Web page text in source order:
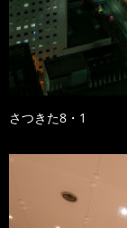
さつきた8・1